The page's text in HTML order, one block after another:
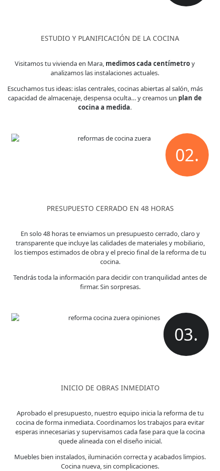
ESTUDIO Y PLANIFICACIÓN DE LA COCINA
Visitamos tu vivienda en Mara, medimos cada centímetroy
analizamos las instalaciones actuales.
Escuchamos tus ideas: islas centrales, cocinas abiertas al salón, más
capacidad de almacenaje, despensa oculta… y creamos un plan de
cocina a medida.
02.
PRESUPUESTO CERRADO EN 48 HORAS
En solo 48 horas te enviamos un presupuesto cerrado, claro y
transparente que incluye las calidades de materiales y mobiliario,
los tiempos estimados de obra y el precio final de la reforma de tu
cocina.
Tendrás toda la información para decidir con tranquilidad antes de
firmar. Sin sorpresas.
03.
INICIO DE OBRAS INMEDIATO
Aprobado el presupuesto, nuestro equipo inicia la reforma de tu
cocina de forma inmediata. Coordinamos los trabajos para evitar
esperas innecesarias y supervisamos cada fase para que la cocina
quede alineada con el diseño inicial.
Muebles bien instalados, iluminación correcta y acabados limpios.
Cocina nueva, sin complicaciones.